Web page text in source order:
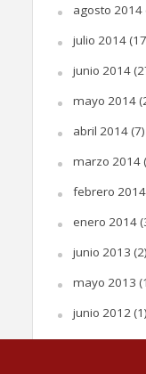
agosto 2014
julio 2014
junio 2014
mayo 2014
abril 2014(7)
marzo 2014
febrero 2014
enero 2014
junio 2013 (2)
mayo 2013
junio 2012(1)